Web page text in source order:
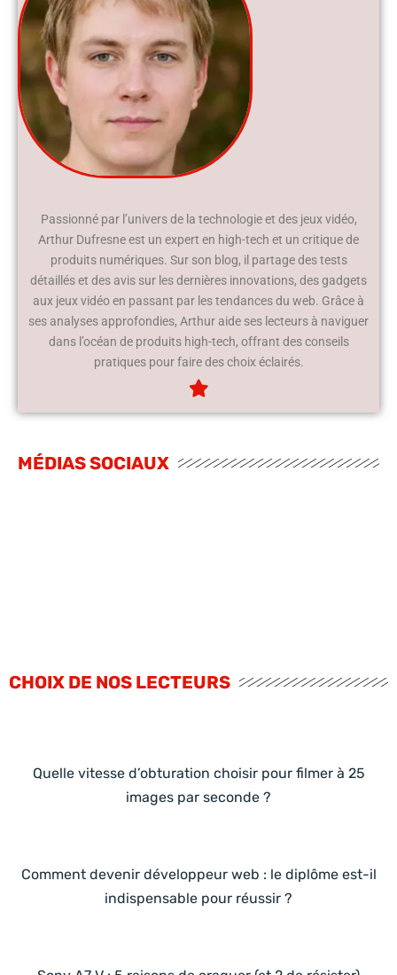
Passionné par l’univers de la technologie et des jeux vidéo,
Arthur Dufresne est un expert en high-tech et un critique de
produits numériques. Sur son blog, il partage des tests
détaillés et des avis sur les dernières innovations, des gadgets
aux jeux vidéo en passant par les tendances du web. Grâce à
ses analyses approfondies, Arthur aide ses lecteurs à naviguer
dans l’océan de produits high-tech, offrant des conseils
pratiques pour faire des choix éclairés.
MÉDIAS SOCIAUX
CHOIX DE NOS LECTEURS
Quelle vitesse d’obturation choisir pour filmer à 25
images par seconde ?
Comment devenir développeur web : le diplôme est-il
indispensable pour réussir ?